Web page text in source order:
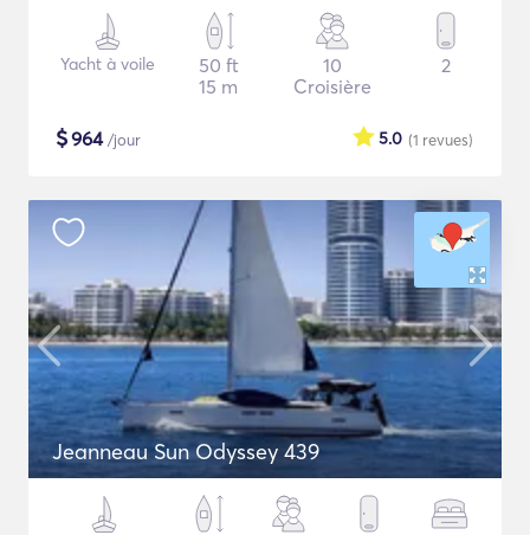
Yacht à voile
50 ft
15 m
10
Croisière
2
$964/jour (1 revues)
5.0
Jeanneau Sun Odyssey 439